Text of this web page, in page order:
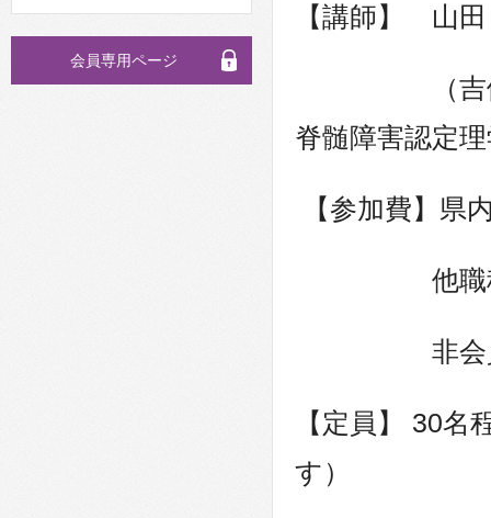
会員専用ページ
【講師】 山
（吉備高
脊髄障害認定
【参加費】県
他職種・
非会員
【定員】 30
す）